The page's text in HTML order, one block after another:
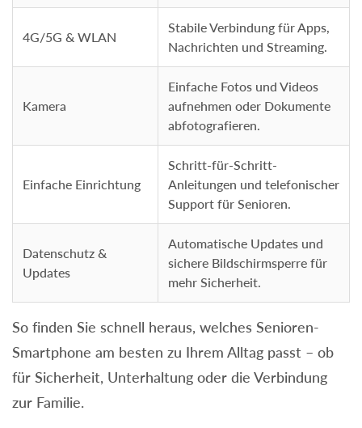
4G/5G & WLAN
Stabile Verbindung für Apps,
Nachrichten und Streaming.
Kamera
Einfache Fotos und Videos
aufnehmen oder Dokumente
abfotografieren.
Einfache Einrichtung
Schritt-für-Schritt-
Anleitungen und telefonischer
Support für Senioren.
Datenschutz &
Updates
Automatische Updates und
sichere Bildschirmsperre für
mehr Sicherheit.
So finden Sie schnell heraus, welches Senioren-
Smartphone am besten zu Ihrem Alltag passt – ob
für Sicherheit, Unterhaltung oder die Verbindung
zur Familie.